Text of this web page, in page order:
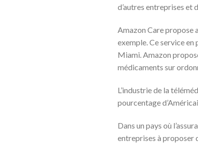
d’autres entreprises et
Amazon Care propose
exemple. Ce service en
Miami. Amazon
médicaments sur
L’industrie de la
pourcentage
Dans un pays où
entreprises à proposer